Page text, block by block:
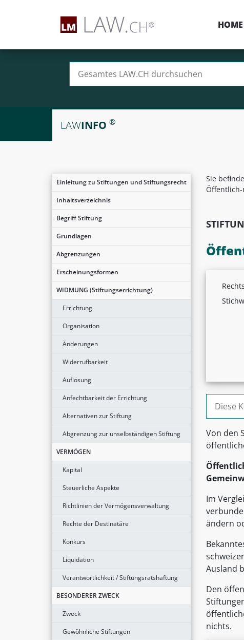
HOME
LAWINFO ®
Einleitung zu Stiftungen und Stiftungsrecht
Inhaltsverzeichnis
Begriff Stiftung
Grundlagen
Abgrenzungen
Erscheinungsformen
WIDMUNG (Stiftungserrichtung)
Errichtung
Organisation
Änderungen
Widerrufbarkeit
Auflösung
Anfechtbarkeit der Errichtung
Alternativen zur Stiftung
Abgrenzung zur unselbständigen Stiftung
VERMÖGEN
Kapital
Steuerliche Aspekte
Richtlinien der Vermögensverwaltung
Rechte der Destinatäre
Konkurs
Liquidation
Verantwortlichkeit / Stiftungsratshaftung
BESONDERER ZWECK
Zweck
Gewöhnliche Stiftungen
Sie
Suchen
Von den
Im
ändern
Ausland
Den
nichts.